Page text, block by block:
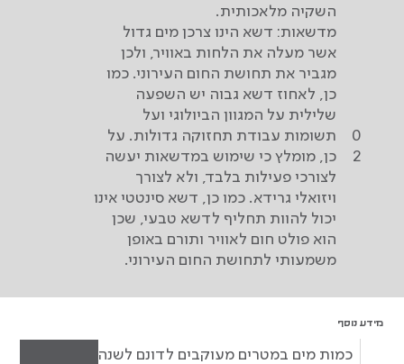
השקיה מלאכותית.
מדשאות: דשא הינו צרכן מים גדול
אשר מעלה את הלחות באוויר, ולכן
מגביר את תחושת החום העירוני. כמו
כן, לאחוז דשא גבוה יש השפעה
שלילית על המגוון הביולוגי ועל
תשומות עבודת תחזוקה גדולות. על
כן, מומלץ כי שימוש במדשאות יעשה
לצורכי פעילות בלבד, ולא לצורך
ויזואלי גרידא. כמו כן, דשא סינטטי אינו
יכול להוות תחליף לדשא טבעי, שכן
הוא פולט חום לאוויר ותורם באופן
משמעותי לתחושת החום העירוני.
0
2
מידע נוסף
כמות מים במטרים מעוקבים לדונם לשנה